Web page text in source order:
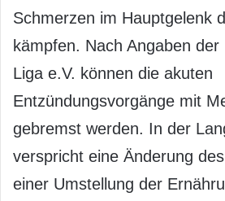
Schmerzen im Hauptgelenk
kämpfen. Nach Angaben
Liga e.V. können die akuten
Entzündungsvorgänge mit
gebremst werden. In der
verspricht eine Änderung
einer Umstellung der